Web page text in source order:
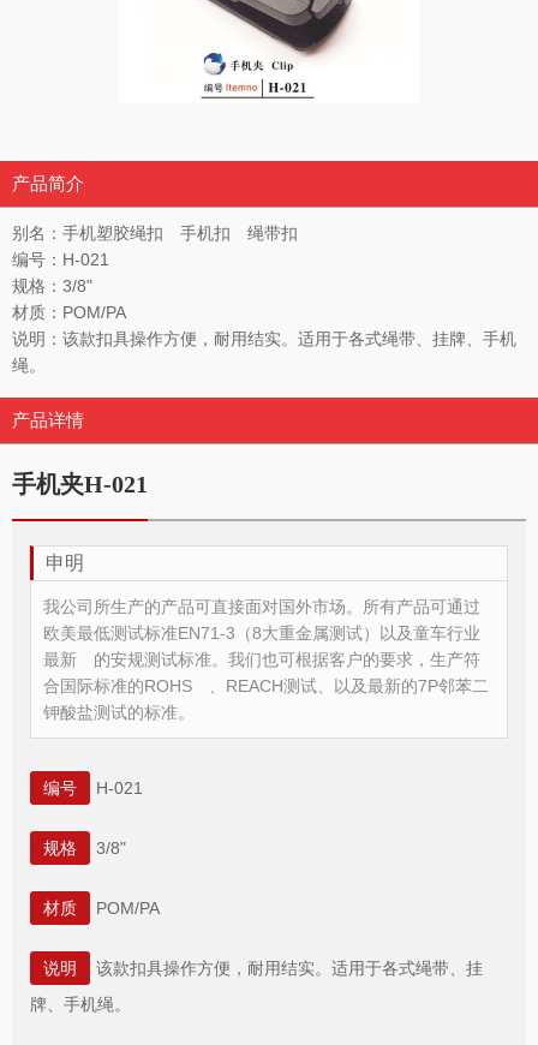
产品简介
别名：手机塑胶绳扣 手机扣 绳带扣
编号：H-021
规格：3/8"
材质：POM/PA
说明：该款扣具操作方便，耐用结实。适用于各式绳带、挂牌、手机
绳。
产品详情
手机夹H-021
申明
我公司所生产的产品可直接面对国外市场。所有产品可通过
欧美最低测试标准EN71-3（8大重金属测试）以及童车行业
最新 的安规测试标准。我们也可根据客户的要求，生产符
合国际标准的ROHS 、REACH测试、以及最新的7P邻苯二
钾酸盐测试的标准。
编号 H-021
规格 3/8"
材质 POM/PA
说明
该款扣具操作方便，耐用结实。适用于各式绳带、挂
牌、手机绳。